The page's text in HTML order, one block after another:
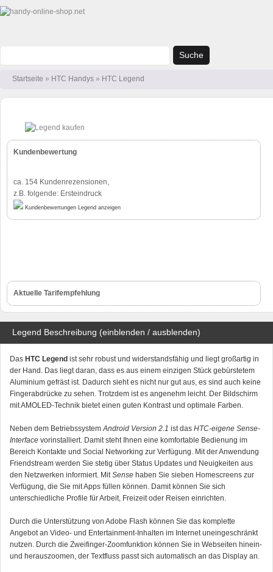
Suche
Startseite » HTC Handys » HTC Legend
Kundenbewertung
ca. 154 Kundenrezensionen,
z.B. folgende: Ersteindruck
Aktuelle Tarifempfehlung
Legend Beschreibung (einblenden / ausblenden)
Das HTC Legend ist sehr robust und widerstandsfähig und liegt großartig in
der Hand. Das liegt daran, dass es aus einem einzigen Stück gebürstetem
Aluminium gefräst ist. Dadurch sieht es nicht nur gut aus, es sind auch keine
Fingerabdrücke zu sehen. Trotzdem ist es angenehm leicht. Der Bildschirm
mit AMOLED-Technik bietet einen guten Kontrast und optimale Farben.
Neben dem BetriebssystemAndroid Version 2.1 ist das HTC-eigene Sense-
Interface vorinstalliert. Damit steht Ihnen eine komfortable Bedienung im
Bereich Kontakte und Social Networking zur Verfügung. Mit der Anwendung
Friendstream werden Sie stetig über Status Updates und Neuigkeiten aus
den Netzwerken informiert. MitSense haben Sie sieben Homescreens zur
Verfügung, die Sie mit Apps füllen können. Damit können Sie sich
unterschiedliche Profile für Arbeit, Freizeit oder Reisen einrichten.
Durch die Unterstützung von Adobe Flash können Sie das komplette
Angebot an Video- und Entertainment-Inhalten im Internet uneingeschränkt
nutzen. Durch die Zweifinger-Zoomfunktion können Sie in Webseiten hinein-
und herauszoomen, der Textfluss passt sich automatisch an das Display an.